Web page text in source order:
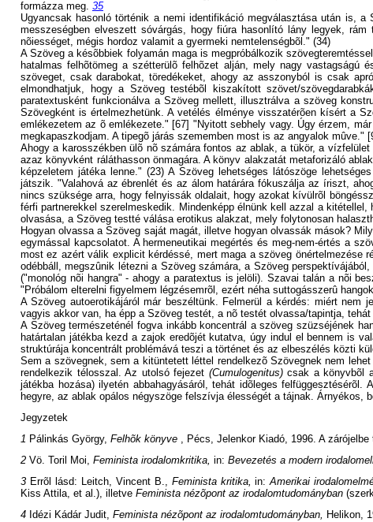
formázza meg. 35
Ugyancsak hasonló történik a nemi identifikáció megválasztása után is,
messzeségben elveszett sóvárgás, hogy fiúra hasonlító lány legyek,
nõiességet, mégis hordoz valamit a gyermeki nemtelenségbõl." (34)
A Szöveg a késõbbiek folyamán maga is megpróbálkozik
hatalmas felhõtömeg a szétterülõ felhõzet alján, mely nagy vastagságú
szöveget, csak darabokat, töredékeket, ahogy az asszonyból is csak
elmondhatjuk, hogy a Szöveg testébõl kiszakított szövet/
paratextusként funkcionálva a Szöveg mellett, illusztrálva a szöveg
Szövegként is értelmezhetünk. A vetélés élménye visszatérõen kísért a
emlékezetem az õ emlékezete." [67] "Nyitott sebhely vagy. Úgy érzem,
megkapaszkodjam. A tipegõ járás szememben most is az angyalok mûve."
Ahogy a karosszékben ülõ nõ számára fontos az ablak, a tükör, a
azaz könyvként ráláthasson önmagára. A könyv alakzatát metaforizáló
képzeletem játéka lenne." (23) A Szöveg lehetséges látószöge
játszik. "Valahová az ébrenlét és az álom határára fókuszálja az íriszt,
nincs szüksége arra, hogy felnyissák oldalait, hogy azokat kívülrõl
férfi partnerekkel szerelmeskedik. Mindenképp élnünk kell azzal a
olvasása, a Szöveg testté válása erotikus alakzat, mely folytonosan
Hogyan olvassa a Szöveg saját magát, illetve hogyan olvassák mások?
egymással kapcsolatot. A hermeneutikai megértés és meg-nem-értés a
most ez azért válik explicit kérdéssé, mert maga a szöveg önértelmezése
odébbáll, megszûnik létezni a Szöveg számára, a Szöveg
("monológ nõi hangra" - ahogy a paratextus is jelöli). Szavai talán a nõi
"Próbálom elterelni figyelmem légzésemrõl, ezért néha suttogásszerû
A Szöveg autoerotikájáról már beszéltünk. Felmerül a kérdés: miért
vagyis akkor van, ha épp a Szöveg testét, a nõ testét olvassa/tapintja,
A Szöveg természeténél fogva inkább koncentrál a szöveg szüzséjének
határtalan játékba kezd a zajok eredõjét kutatva, úgy indul el bennem is
struktúrája koncentrált problémává teszi a történet és az elbeszélés közti
Sem a szövegnek, sem a kitüntetett léttel rendelkezõ Szövegnek nem
rendelkezik télosszal. Az utolsó fejezet (Cumulogenitus)csak a könyvbõl
játékba hozása) ilyetén abbahagyásáról, tehát idõleges
hegyre, az ablak opálos négyszöge felszívja élességét a tájnak. Árnyékos,
Jegyzetek
1 Pálinkás György, Felhõk könyve , Pécs, Jelenkor Kiadó, 1996. A
2 Vö. Toril Moi, Feminista irodalomkritika, in: Bevezetés a modern
3 Errõl lásd: Leitch, Vincent B., Feminista kritika, in:Amerikai
Kiss Attila, et al.), illetve Feminista nézõpont az irodalomtudományban
4 Idézi Kádár Judit, Feminista nézõpont az irodalomtudományban, Helikon,